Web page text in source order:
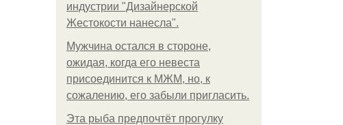
индустрии "Дизайнерской
Жестокости нанесла".
Мужчина остался в стороне,
ожидая, когда его невеста
присоединится к МЖМ, но, к
сожалению, его забыли пригласить.
Эта рыба предпочтёт прогулку